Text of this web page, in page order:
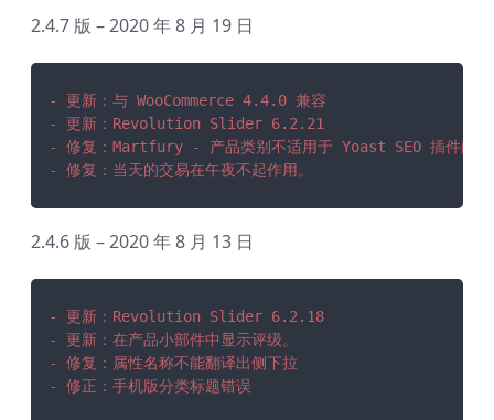
2.4.7 版 – 2020 年 8 月 19 日
- 更新：与 WooCommerce 4.4.0 兼容
- 更新：Revolution Slider 6.2.21
- 修复：Martfury - 产品类别不适用于 Yoast SEO 插件的主
- 修复：当天的交易在午夜不起作用。
2.4.6 版 – 2020 年 8 月 13 日
- 更新：Revolution Slider 6.2.18
- 更新：在产品小部件中显示评级。
- 修复：属性名称不能翻译出侧下拉
- 修正：手机版分类标题错误